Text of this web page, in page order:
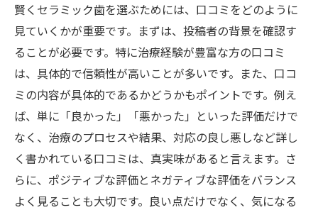
賢くセラミック歯を選ぶためには、口コミをどのように
見ていくかが重要です。まずは、投稿者の背景を確認す
ることが必要です。特に治療経験が豊富な方の口コミ
は、具体的で信頼性が高いことが多いです。また、口コ
ミの内容が具体的であるかどうかもポイントです。例え
ば、単に「良かった」「悪かった」といった評価だけで
なく、治療のプロセスや結果、対応の良し悪しなど詳し
く書かれている口コミは、真実味があると言えます。さ
らに、ポジティブな評価とネガティブな評価をバランス
よく見ることも大切です。良い点だけでなく、気になる